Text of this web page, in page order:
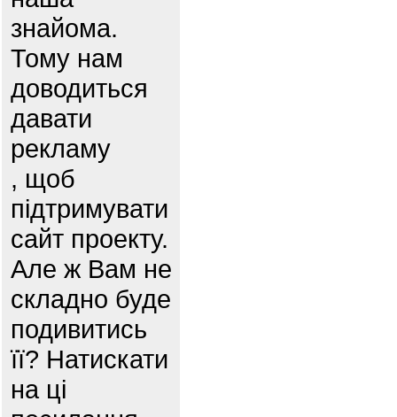
знайома.
Тому нам
доводиться
давати
рекламу
, щоб
підтримувати
сайт проекту.
Але ж Вам не
складно буде
подивитись
її? Натискати
на ці